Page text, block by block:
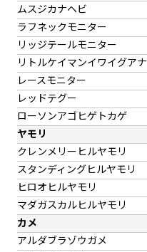
ムスジカナヘビ
ラフネックモニター
リッジテールモニター
リトルケイマンイワイグアナ
レースモニター
レッドテグー
ローソンアゴヒゲトカゲ
ヤモリ
クレンメリーヒルヤモリ
スタンディングヒルヤモリ
ヒロオヒルヤモリ
マダガスカルヒルヤモリ
カメ
アルダブラゾウガメ